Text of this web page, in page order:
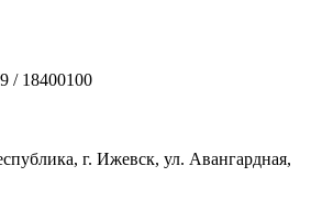
/ 18400100
г. Ижевск, ул. Авангардная,